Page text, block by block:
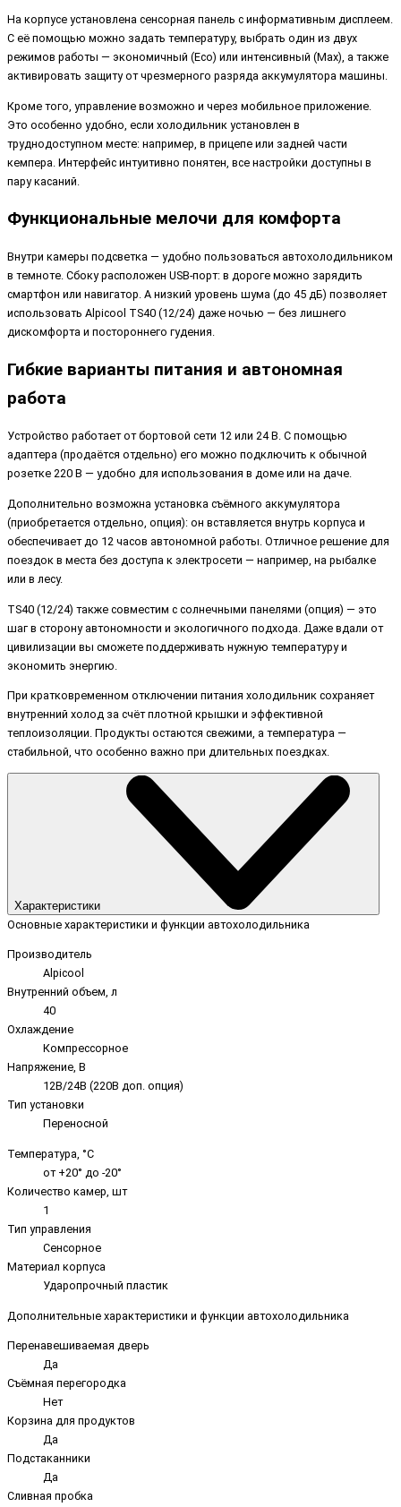
На корпусе установлена сенсорная панель с информативным дисплеем.
С её помощью можно задать температуру, выбрать один из двух
режимов работы — экономичный (Eco) или интенсивный (Max), а также
активировать защиту от чрезмерного разряда аккумулятора машины.
Кроме того, управление возможно и через мобильное приложение.
Это особенно удобно, если холодильник установлен в
труднодоступном месте: например, в прицепе или задней части
кемпера. Интерфейс интуитивно понятен, все настройки доступны в
пару касаний.
Функциональные мелочи для комфорта
Внутри камеры подсветка — удобно пользоваться автохолодильником
в темноте. Сбоку расположен USB-порт: в дороге можно зарядить
смартфон или навигатор. А низкий уровень шума (до 45 дБ) позволяет
использовать Alpicool TS40 (12/24) даже ночью — без лишнего
дискомфорта и постороннего гудения.
Гибкие варианты питания и автономная
работа
Устройство работает от бортовой сети 12 или 24 В. С помощью
адаптера (продаётся отдельно) его можно подключить к обычной
розетке 220 В — удобно для использования в доме или на даче.
Дополнительно возможна установка съёмного аккумулятора
(приобретается отдельно, опция): он вставляется внутрь корпуса и
обеспечивает до 12 часов автономной работы. Отличное решение для
поездок в места без доступа к электросети — например, на рыбалке
или в лесу.
TS40 (12/24) также совместим с солнечными панелями (опция) — это
шаг в сторону автономности и экологичного подхода. Даже вдали от
цивилизации вы сможете поддерживать нужную температуру и
экономить энергию.
При кратковременном отключении питания холодильник сохраняет
внутренний холод за счёт плотной крышки и эффективной
теплоизоляции. Продукты остаются свежими, а температура —
стабильной, что особенно важно при длительных поездках.
Характеристики
Основные характеристики и функции автохолодильника
Производитель
Alpicool
Внутренний объем, л
40
Охлаждение
Компрессорное
Напряжение, В
12В/24В (220В доп. опция)
Тип установки
Переносной
Температура, °C
от +20° до -20°
Количество камер, шт
1
Тип управления
Сенсорное
Материал корпуса
Ударопрочный пластик
Дополнительные характеристики и функции автохолодильника
Перенавешиваемая дверь
Да
Съёмная перегородка
Нет
Корзина для продуктов
Да
Подстаканники
Да
Сливная пробка